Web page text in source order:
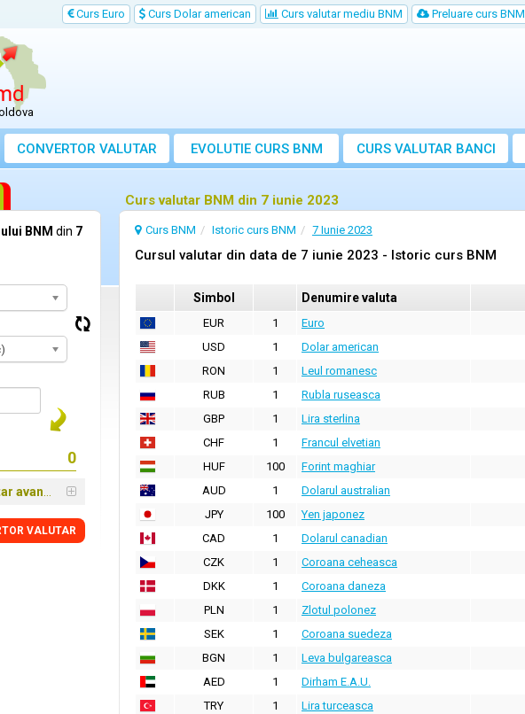
Curs Euro Curs Dolar american Curs valutar mediu BNM Preluare curs BNM
CONVERTOR VALUTAR EVOLUTIE CURS BNM CURS VALUTAR BANCI
Curs valutar BNM din 7 iunie 2023
Curs BNM Istoric curs BNM 7 Iunie 2023
Cursul valutar din data de 7 iunie 2023 - Istoric curs BNM
Simbol Denumire valuta
EUR 1 Euro
USD
1 Dolar american
RON
1 Leul romanesc
RUB
1 Rubla ruseasca
GBP
1 Lira sterlina
CHF
1 Francul elvetian
HUF
100 Forint maghiar
AUD
1 Dolarul australian
JPY
100 Yen japonez
CAD
1 Dolarul canadian
CZK
1 Coroana ceheasca
DKK
1 Coroana daneza
PLN
1 Zlotul polonez
SEK
1 Coroana suedeza
BGN
1 Leva bulgareasca
AED
1 Dirham E.A.U.
TRY
1 Lira turceasca
BNM din 7
VALUTAR